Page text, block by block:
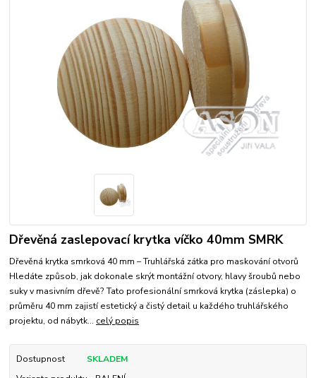
Dřevěná zaslepovací krytka víčko 40mm SMRK
Dřevěná krytka smrková 40 mm – Truhlářská zátka pro maskování otvorů
Hledáte způsob, jak dokonale skrýt montážní otvory, hlavy šroubů nebo
suky v masivním dřevě? Tato profesionální smrková krytka (záslepka) o
průměru 40 mm zajistí estetický a čistý detail u každého truhlářského
projektu, od nábytk... celý popis
Dostupnost
SKLADEM